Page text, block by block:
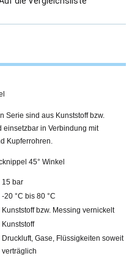
Serie sind aus Kunststoff bzw.
einsetzbar in Verbindung mit
Kupferrohren.
45° Winkel
15 bar
-20 °C bis 80 °C
Kunststoff bzw. Messing vernickelt
Kunststoff
Druckluft, Gase, Flüssigkeiten soweit
verträglich